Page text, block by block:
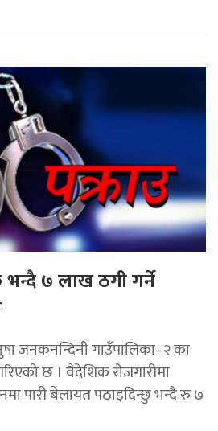
७ लाख ठगी गर्ने
जनकनन्दिनी गाउँपालिका–२ का
छ । वैदेशिक रोजगारीमा
पारी बेलायत पठाइदिन्छु भन्दै रु ७